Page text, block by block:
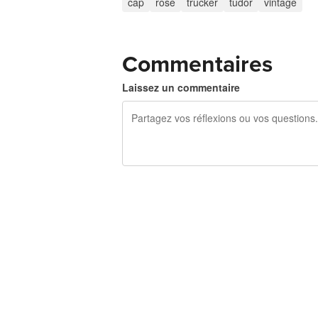
Commentaires
Laissez un commentaire